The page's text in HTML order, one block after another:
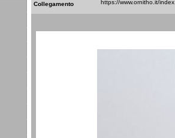
Collegamento